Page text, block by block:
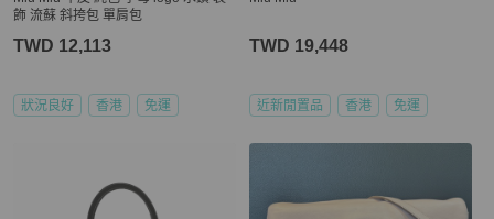
飾 流蘇 斜挎包 單肩包
TWD 12,113
狀況良好 香港 免運
TWD 19,448
近新閒置品 香港 免運